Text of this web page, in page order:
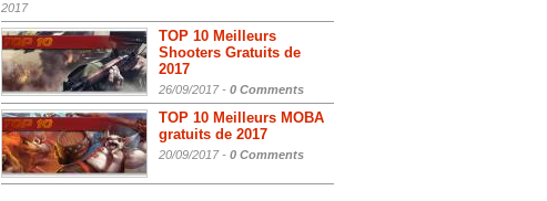
2017
TOP 10 Meilleurs
Shooters Gratuits de
2017
26/09/2017 - 0 Comments
TOP 10 Meilleurs MOBA
gratuits de 2017
20/09/2017 - 0 Comments